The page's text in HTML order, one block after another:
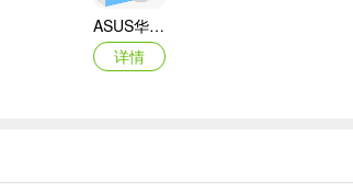
ASUS华硕F1A55-M LX3 R2.0主板BIOS
详情
AMD Mobility Radeon HD 2000/HD 3000/HD 4000/HD 5000系列移动显卡催化剂驱动